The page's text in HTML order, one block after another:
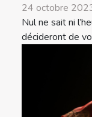
24 octobre
Nul ne sait ni
décideront de